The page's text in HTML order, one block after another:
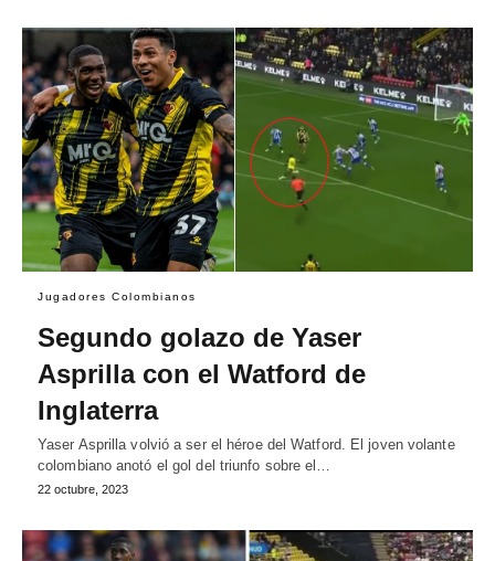
Jugadores Colombianos
Segundo golazo de Yaser
Asprilla con el Watford de
Inglaterra
Yaser Asprilla volvió a ser el héroe del Watford. El joven volante
colombiano anotó el gol del triunfo sobre el…
22 octubre, 2023